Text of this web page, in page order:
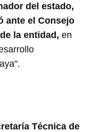
del estado,
ante el Consejo
la entidad, en
Técnica de